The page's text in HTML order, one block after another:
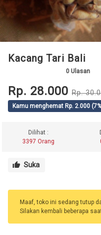
Kacang Tari Bali
0 Ulasan
Rp. 28.000 Rp.
Kamu menghemat Rp. 2.000
Dilihat :
3397 Orang
thumb_up Suka
Maaf, toko ini sedang tutup
Silakan kembali beberapa